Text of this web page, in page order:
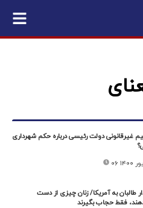
غیرقانونی دولت رئیسی درباره حکم شهرداری
طالبان به آمریکا/ زنان چیزی از دست
فقط حجاب بگیرند